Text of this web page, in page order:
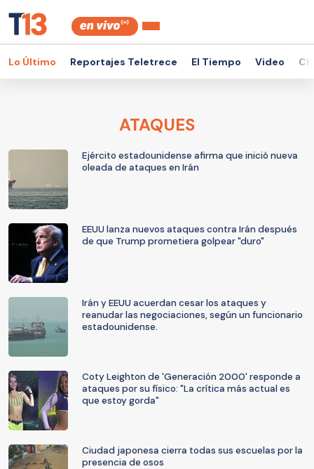
Lo Último Reportajes Teletrece El Tiempo Video
ATAQUES
Ejército estadounidense afirma que inició nueva
oleada de ataques en Irán
EEUU lanza nuevos ataques contra Irán después
de que Trump prometiera golpear "duro"
Irán y EEUU acuerdan cesar los ataques y
reanudar las negociaciones, según un funcionario
estadounidense.
Coty Leighton de 'Generación 2000' responde a
ataques por su físico: "La crítica más actual es
que estoy gorda"
Ciudad japonesa cierra todas sus escuelas por la
presencia de osos